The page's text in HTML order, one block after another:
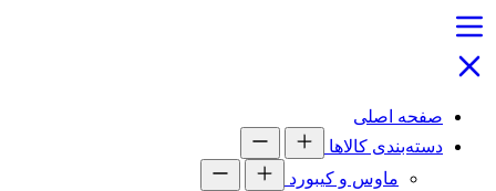
صفحه اصلی
دسته‌بندی کالاها
ماوس و کیبورد